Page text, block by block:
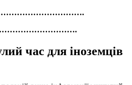
час для іноземців